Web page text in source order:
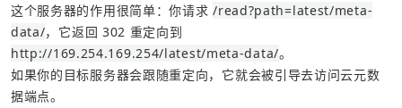
这个服务器的作用很简单：你请求 /read?path=latest/meta-
data/，它返回 302 重定向到
http://169.254.169.254/latest/meta-data/。
如果你的目标服务器会跟随重定向，它就会被引导去访问云元数
据端点。